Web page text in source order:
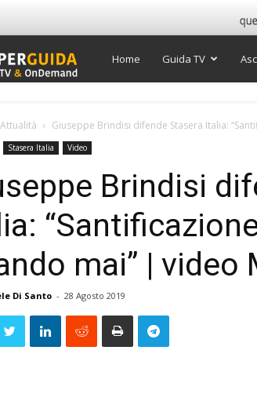
Super
Home Guida TV
Attualità Giuseppe Brindisi difende Stasera Italia:
Stasera Italia Video
Brindisi
mai” | video
Di Santo - 28 Agosto 2019